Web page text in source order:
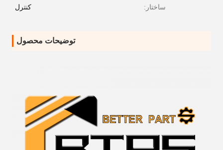
ساختار: کنترل
توضیحات محصول